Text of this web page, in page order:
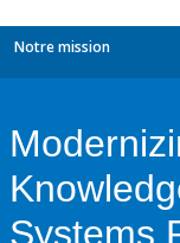
Notre mission
Systems